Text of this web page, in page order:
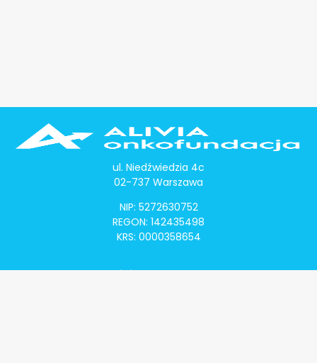
ul. Niedźwiedzia 4c
02-737 Warszawa
NIP: 5272630752
REGON: 142435498
KRS: 0000358654
Alivia Onkomapa